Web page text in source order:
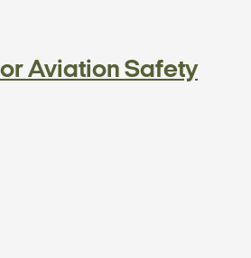
Aviation Safety